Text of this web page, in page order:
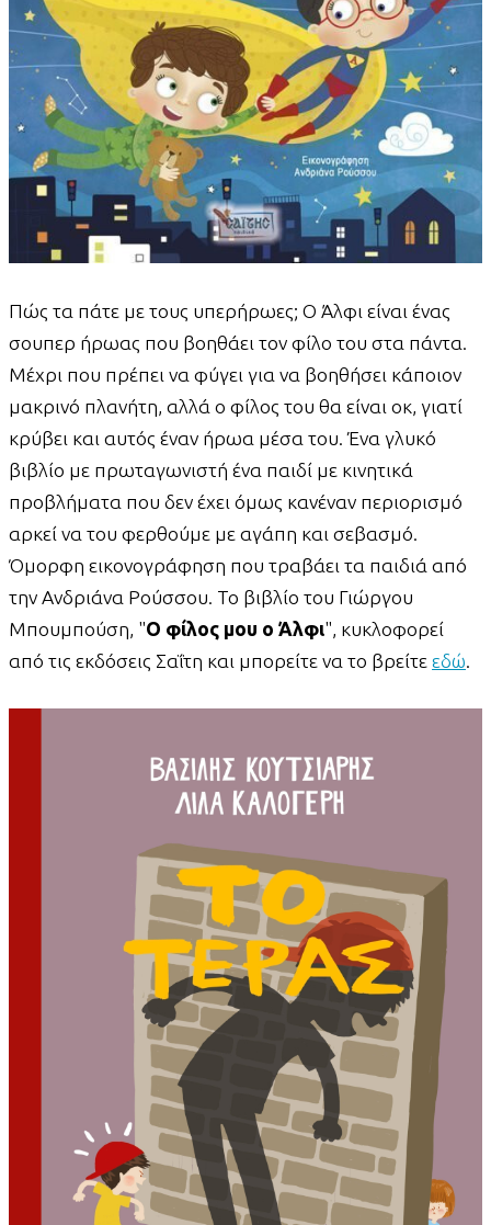
Πώς τα πάτε με τους υπερήρωες; Ο Άλφι είναι ένας
σουπερ ήρωας που βοηθάει τον φίλο του στα πάντα.
Μέχρι που πρέπει να φύγει για να βοηθήσει κάποιον
μακρινό πλανήτη, αλλά ο φίλος του θα είναι οκ, γιατί
κρύβει και αυτός έναν ήρωα μέσα του. Ένα γλυκό
βιβλίο με πρωταγωνιστή ένα παιδί με κινητικά
προβλήματα που δεν έχει όμως κανέναν περιορισμό
αρκεί να του φερθούμε με αγάπη και σεβασμό.
Όμορφη εικονογράφηση που τραβάει τα παιδιά από
την Ανδριάνα Ρούσσου. Το βιβλίο του Γιώργου
Μπουμπούση, "Ο φίλος μου ο Άλφι", κυκλοφορεί
από τις εκδόσεις Σαΐτη και μπορείτε να το βρείτε εδώ